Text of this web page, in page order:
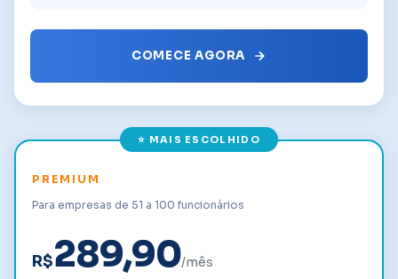
COMECE AGORA
⭐ MAIS ESCOLHIDO
PREMIUM
Para empresas de 51 a 100 funcionários
R$289,90/mês